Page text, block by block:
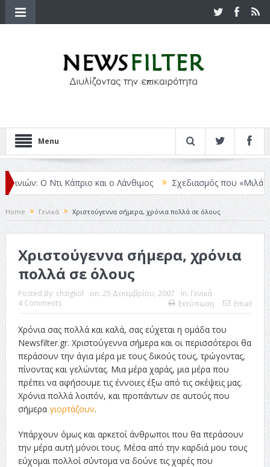
Menu
Ο Ντι Κάπριο και ο Λάνθιμος Σχεδιασμός που «Μιλάει»
Home Γενικά Χριστούγεννα σήμερα, χρόνια πολλά σε όλους
Χριστούγεννα σήμερα, χρόνια
πολλά σε όλους
Posted By: chzigkol on: 25 Δεκεμβρίου, 2007 In: Γενικά
4 Comments
Εκτύπωση Email
Χρόνια σας πολλά και καλά, σας εύχεται η ομάδα του
Newsfilter.gr. Χριστούγεννα σήμερα και οι περισσότεροι θα
περάσουν την άγια μέρα με τους δικούς τους, τρώγοντας,
πίνοντας και γελώντας. Μια μέρα χαράς, μια μέρα που
πρέπει να αφήσουμε τις έννοιες έξω από τις σκέψεις μας.
Χρόνια πολλά λοιπόν, και προπάντων σε αυτούς που
σήμερα γιορτάζουν.
Υπάρχουν όμως και αρκετοί άνθρωποι που θα περάσουν
την μέρα αυτή μόνοι τους. Μέσα από την καρδιά μου τους
εύχομαι πολλοί σύντομα να δούνε τις χαρές που